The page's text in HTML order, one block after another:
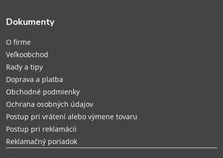
e
Dokumenty
O firme
Veľkoobchod
Rady a tipy
Doprava a platba
Obchodné podmienky
Ochrana osobných údajov
Postup pri vrátení alebo výmene tovaru
Postup pri reklamácii
Reklamačný poriadok